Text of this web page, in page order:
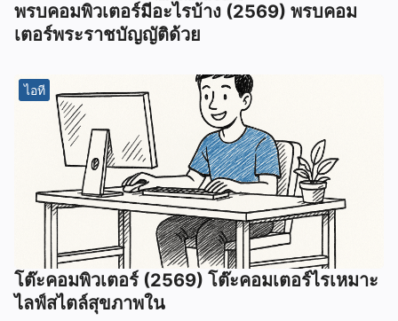
พรบคอมพิวเตอร์มีอะไรบ้าง (2569) พรบคอม
เตอร์พระราชบัญญัติด้วย
ไอที
โต๊ะคอมพิวเตอร์ (2569) ️โต๊ะคอมเตอร์ไรเหมาะ
ไลฟ์สไตล์สุขภาพใน